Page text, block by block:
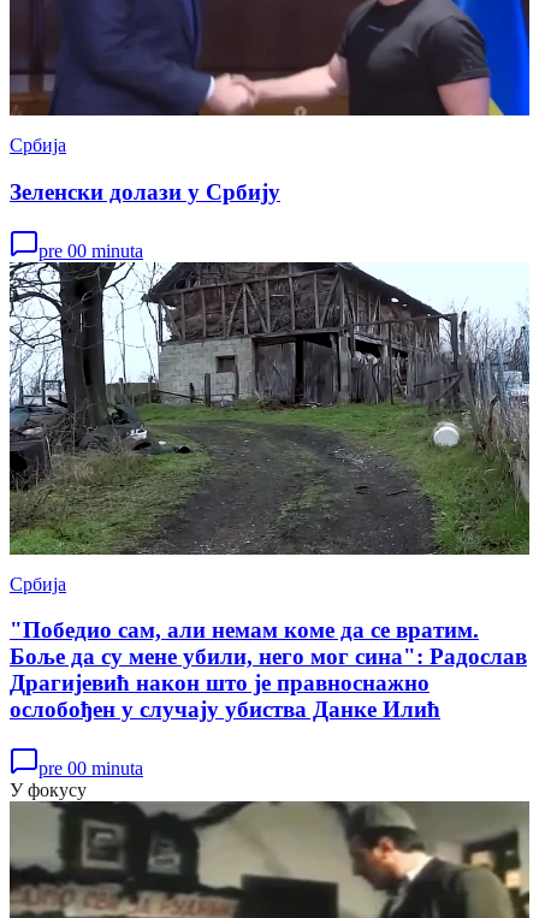
Србија
Зеленски долази у Србију
pre 00 minuta
Србија
"Победио сам, али немам коме да се вратим.
Боље да су мене убили, него мог сина": Радослав
Драгијевић након што је правноснажно
ослобођен у случају убиства Данке Илић
pre 00 minuta
У фокусу